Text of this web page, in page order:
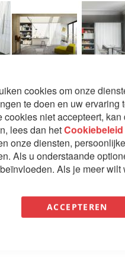
cookies om onze
te doen en uw ervaring
cookies niet accepteert,
lees dan hetCookiebeleid
onze diensten,
Als u onderstaande
Als je meer wilt
ACCEPTEREN